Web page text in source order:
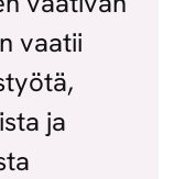
vaatii
ja